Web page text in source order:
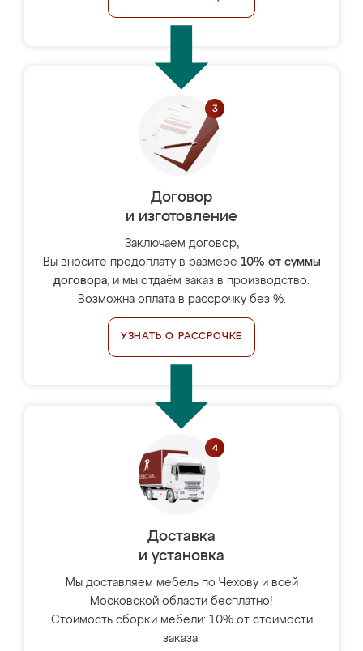
Договор
и изготовление
Заключаем договор,
Вы вносите предоплату в размере 10% от суммы
договора, и мы отдаём заказ в производство.
Возможна оплата в рассрочку без %.
УЗНАТЬ О РАССРОЧКЕ
Доставка
и установка
Мы доставляем мебель по Чехову и всей
Московской области бесплатно!
Стоимость сборки мебели: 10% от стоимости
заказа.